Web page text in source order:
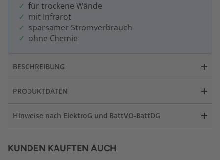
für trockene Wände
mit Infrarot
sparsamer Stromverbrauch
ohne Chemie
BESCHREIBUNG
PRODUKTDATEN
Hinweise nach ElektroG und BattVO-BattDG
KUNDEN KAUFTEN AUCH